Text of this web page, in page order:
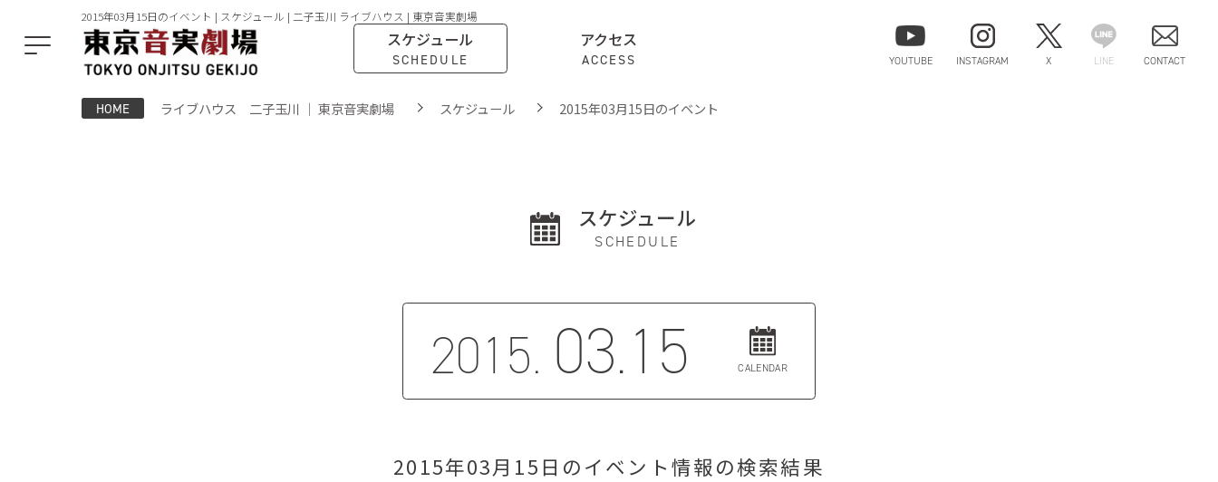
2015年03月15日のイベント | スケジュール | 二子玉川 ライブハウス | 東京音実劇場
スケジュール
SCHEDULE
アクセス
ACCESS YOUTUBE INSTAGRAM X LINE CONTACT
HOME ライブハウス 二子玉川 ｜ 東京音実劇場 スケジュール 2015年03月15日のイベント
スケジュール
SCHEDULE
2015. 03.15 CALENDAR
2015年03月15日のイベント情報の検索結果